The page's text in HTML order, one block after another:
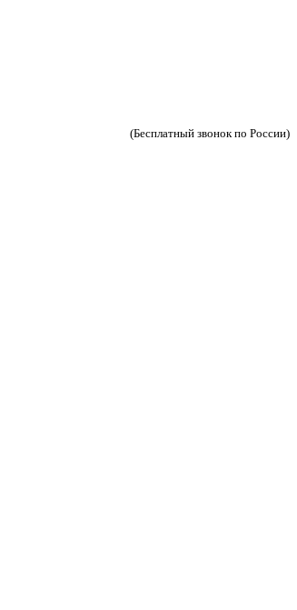
(Бесплатный звонок по России)